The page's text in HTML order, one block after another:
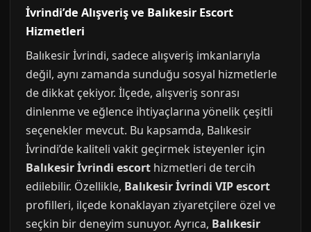
İvrindi’de Alışveriş ve Balıkesir Escort
Hizmetleri
Balıkesir İvrindi, sadece alışveriş imkanlarıyla
değil, aynı zamanda sunduğu sosyal hizmetlerle
de dikkat çekiyor. İlçede, alışveriş sonrası
dinlenme ve eğlence ihtiyaçlarına yönelik çeşitli
seçenekler mevcut. Bu kapsamda, Balıkesir
İvrindi’de kaliteli vakit geçirmek isteyenler için
Balıkesir İvrindi escort hizmetleri de tercih
edilebilir. Özellikle, Balıkesir İvrindi VIP escort
profilleri, ilçede konaklayan ziyaretçilere özel ve
seçkin bir deneyim sunuyor. Ayrıca, Balıkesir